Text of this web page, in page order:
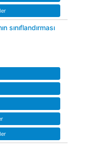
sınıflandırması